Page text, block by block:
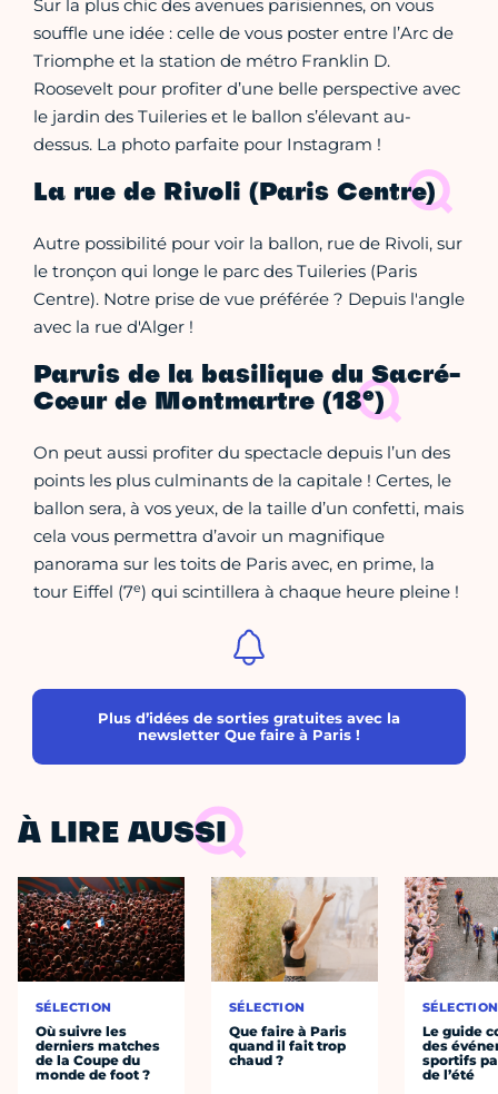
Sur la plus chic des avenues parisiennes, on vous
souffle une idée : celle de vous poster entre l’Arc de
Triomphe et la station de métro Franklin D.
Roosevelt pour profiter d’une belle perspective avec
le jardin des Tuileries et le ballon s’élevant au-
dessus. La photo parfaite pour Instagram !
La rue de Rivoli (Paris Centre)
Autre possibilité pour voir la ballon, rue de Rivoli, sur
le tronçon qui longe le parc des Tuileries (Paris
Centre). Notre prise de vue préférée ? Depuis l'angle
avec la rue d'Alger !
Parvis de la basilique du Sacré-
Cœur de Montmartre (18e)
On peut aussi profiter du spectacle depuis l’un des
points les plus culminants de la capitale ! Certes, le
ballon sera, à vos yeux, de la taille d’un confetti, mais
cela vous permettra d’avoir un magnifique
panorama sur les toits de Paris avec, en prime, la
tour Eiffel (7e) qui scintillera à chaque heure pleine !
Plus d’idées de sorties gratuites avec la
newsletter Que faire à Paris !
À LIRE AUSSI
SÉLECTION
Où suivre les
derniers matches
de la Coupe du
monde de foot ?
SÉLECTION
Que faire à Paris
quand il fait trop
chaud ?
SÉLECTION
Le guide
des
sportifs
de l’été